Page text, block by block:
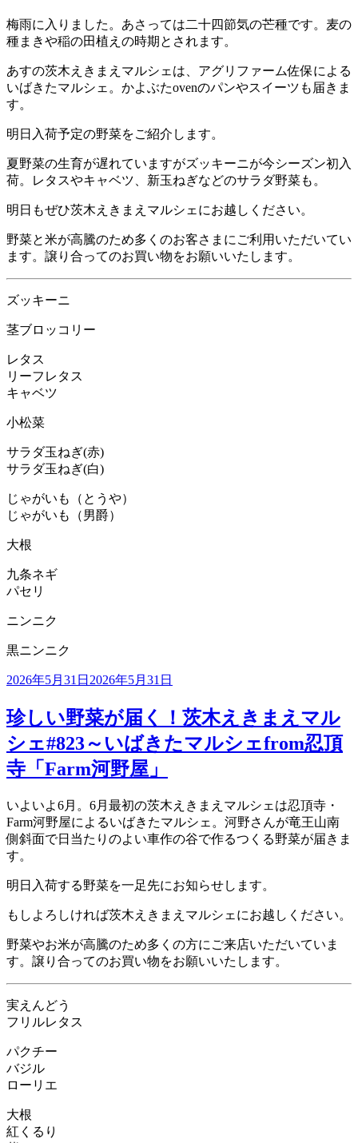
梅雨に入りました。あさっては二十四節気の芒種です。麦の
種まきや稲の田植えの時期とされます。
あすの茨木えきまえマルシェは、アグリファーム佐保による
いばきたマルシェ。かよぶたovenのパンやスイーツも届きま
す。
明日入荷予定の野菜をご紹介します。
夏野菜の生育が遅れていますがズッキーニが今シーズン初入
荷。レタスやキャベツ、新玉ねぎなどのサラダ野菜も。
明日もぜひ茨木えきまえマルシェにお越しください。
野菜と米が高騰のため多くのお客さまにご利用いただいてい
ます。譲り合ってのお買い物をお願いいたします。
ズッキーニ
茎ブロッコリー
レタス
リーフレタス
キャベツ
小松菜
サラダ玉ねぎ(赤)
サラダ玉ねぎ(白)
じゃがいも（とうや）
じゃがいも（男爵）
大根
九条ネギ
パセリ
ニンニク
黒ニンニク
投
日:
2026年5月31日 2026年5月31日
珍しい野菜が届く！茨木えきまえマル
シェ#823～いばきたマルシェfrom忍頂
寺「Farm河野屋」
いよいよ6月。6月最初の茨木えきまえマルシェは忍頂寺・
Farm河野屋によるいばきたマルシェ。河野さんが竜王山南
側斜面で日当たりのよい車作の谷で作るつくる野菜が届きま
す。
明日入荷する野菜を一足先にお知らせします。
もしよろしければ茨木えきまえマルシェにお越しください。
野菜やお米が高騰のため多くの方にご来店いただいていま
す。譲り合ってのお買い物をお願いいたします。
実えんどう
フリルレタス
パクチー
バジル
ローリエ
大根
紅くるり